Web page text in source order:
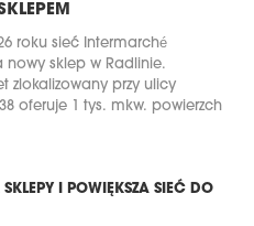
roku sieć Intermarché
nowy sklep w Radlinie.
zlokalizowany przy ulicy
oferuje 1 tys. mkw. powierzch
I POWIĘKSZA SIEĆ DO